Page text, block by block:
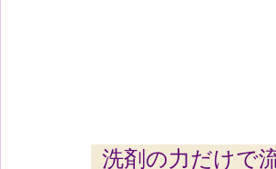
洗剤の力だけ